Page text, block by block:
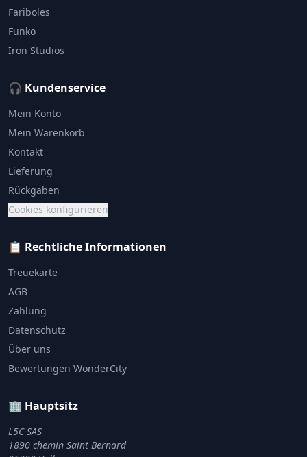
Fariboles
Funko
Iron Studios
🎧 Kundenservice
Mein Konto
Mein Warenkorb
Kontakt
Lieferung
Rückgaben
Cookies konfigurieren
📋 Rechtliche Informationen
Treuekarte
AGB
Zahlung
Datenschutz
Über uns
Bewertungen WonderCity
🏢 Hauptsitz
L5C SAS
1890 chemin Saint Bernard